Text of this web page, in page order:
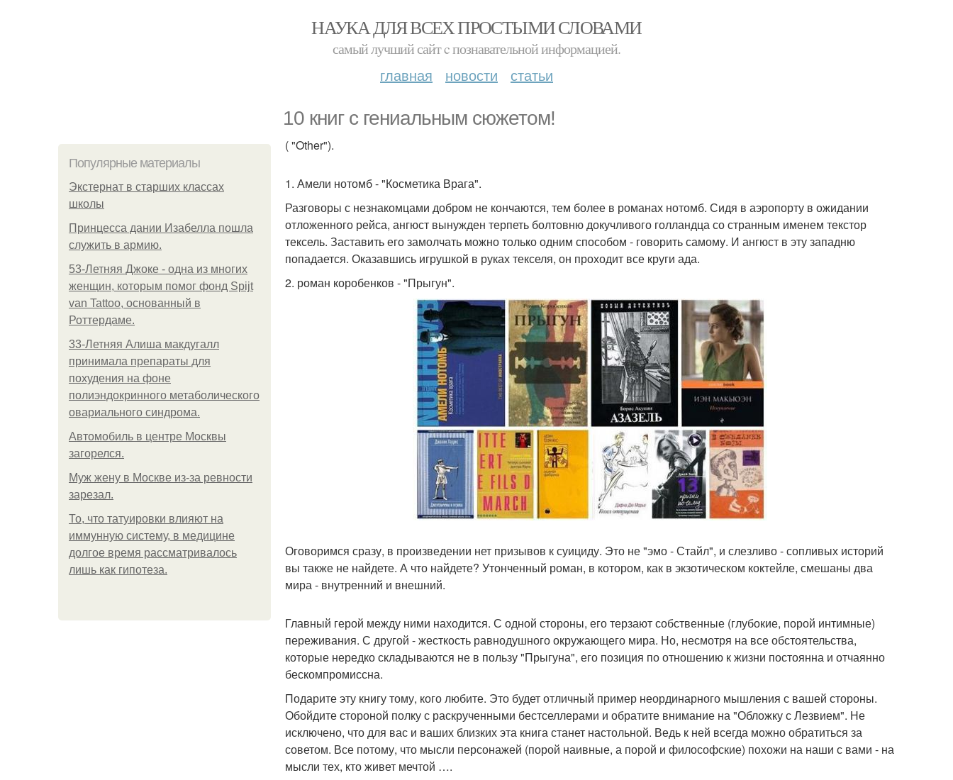
НАУКА ДЛЯ ВСЕХ ПРОСТЫМИ СЛОВАМИ
самый лучший сайт c познавательной информацией.
главная новости статьи
10 книг с гениальным сюжетом!
Популярные материалы
Экстернат в старших классах
школы
Принцесса дании Изабелла пошла
служить в армию.
53-Летняя Джоке - одна из многих
женщин, которым помог фонд Spijt
van Tattoo, основанный в
Роттердаме.
33-Летняя Алиша макдугалл
принимала препараты для
похудения на фоне
полиэндокринного метаболического
овариального синдрома.
Автомобиль в центре Москвы
загорелся.
Mуж жену в Москве из-за ревности
зарезал.
То, что татуировки влияют на
иммунную систему, в медицине
долгое время рассматривалось
лишь как гипотеза.
( "Other").
1. Амели нотомб - "Косметика Врага".
Разговоры с незнакомцами добром не кончаются, тем более в романах нотомб. Сидя в аэропорту в ожидании
отложенного рейса, ангюст вынужден терпеть болтовню докучливого голландца со странным именем текстор
тексель. Заставить его замолчать можно только одним способом - говорить самому. И ангюст в эту западню
попадается. Оказавшись игрушкой в руках текселя, он проходит все круги ада.
2. роман коробенков - "Прыгун".
Оговоримся сразу, в произведении нет призывов к суициду. Это не "эмо - Стайл", и слезливо - сопливых историй
вы также не найдете. А что найдете? Утонченный роман, в котором, как в экзотическом коктейле, смешаны два
мира - внутренний и внешний.
Главный герой между ними находится. С одной стороны, его терзают собственные (глубокие, порой интимные)
переживания. С другой - жесткость равнодушного окружающего мира. Но, несмотря на все обстоятельства,
которые нередко складываются не в пользу "Прыгуна", его позиция по отношению к жизни постоянна и отчаянно
бескомпромиссна.
Подарите эту книгу тому, кого любите. Это будет отличный пример неординарного мышления с вашей стороны.
Обойдите стороной полку с раскрученными бестселлерами и обратите внимание на "Обложку с Лезвием". Не
исключено, что для вас и ваших близких эта книга станет настольной. Ведь к ней всегда можно обратиться за
советом. Все потому, что мысли персонажей (порой наивные, а порой и философские) похожи на наши с вами - на
мысли тех, кто живет мечтой ….